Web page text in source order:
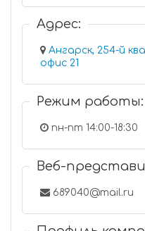
Адрес:
Ангарск, 254-й
офис 21
Режим работы:
пн-пт 14:00-18:30
Веб-
689040@mail.ru